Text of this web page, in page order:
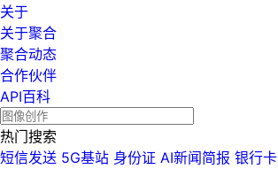
关于
关于聚合
聚合动态
合作伙伴
API百科
热门搜索
短信发送 5G基站 身份证 AI新闻简报 银行卡